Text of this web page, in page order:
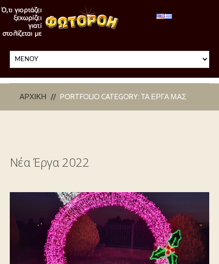
ΑΡΧΙΚΉ PORTFOLIO CATEGORY: ΤΑ ΈΡΓΑ ΜΑΣ
Νέα Έργα 2022